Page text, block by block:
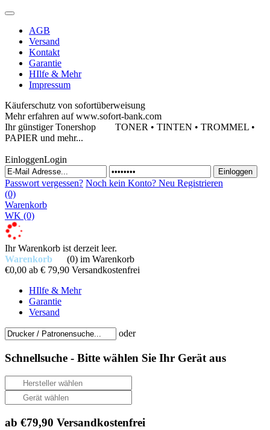
AGB
Versand
Kontakt
Garantie
HIlfe & Mehr
Impressum
Käuferschutz von sofortüberweisung
Mehr erfahren auf www.sofort-bank.com
Ihr günstiger Tonershop TONER • TINTEN • TROMMEL •
PAPIER und mehr...
EinloggenLogin
Passwort vergessen? Noch kein Konto? Neu Registrieren
(0)
Warenkorb
WK (0)
Ihr Warenkorb ist derzeit leer.
Warenkorb
(0) im Warenkorb
€0,00 ab € 79,90 Versandkostenfrei
HIlfe & Mehr
Garantie
Versand
oder
Schnellsuche - Bitte wählen Sie Ihr Gerät aus
ab €79,90 Versandkostenfrei